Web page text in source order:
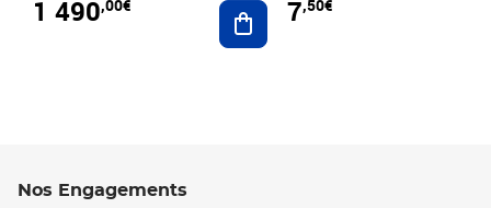
1 490,00€ Ajouter au panier
7,50€
Nos Engagements